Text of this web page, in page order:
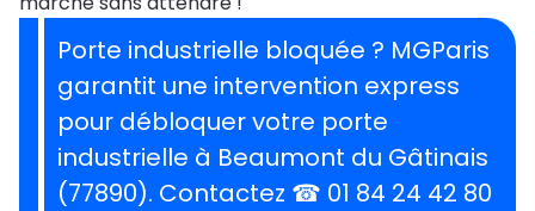
Porte industrielle bloquée ? MGParis
garantit une intervention express
pour débloquer votre porte
industrielle à Beaumont du Gâtinais
(77890). Contactez ☎ 01 84 24 42 80